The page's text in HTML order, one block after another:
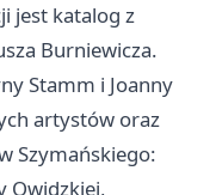
jest katalog z
Burniewicza.
Stamm i Joanny
artystów oraz
Szymańskiego:
Owidzkiej,